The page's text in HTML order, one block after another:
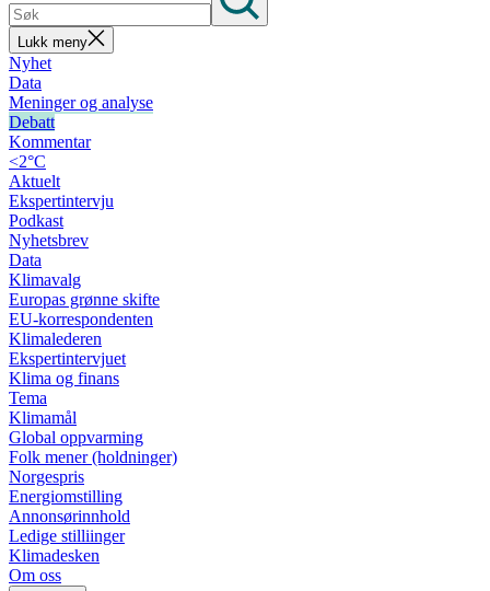
Lukk meny
Nyhet
Data
Meninger og analyse
Debatt
Kommentar
<2°C
Aktuelt
Ekspertintervju
Podkast
Nyhetsbrev
Data
Klimavalg
Europas grønne skifte
EU-korrespondenten
Klimalederen
Ekspertintervjuet
Klima og finans
Tema
Klimamål
Global oppvarming
Folk mener (holdninger)
Norgespris
Energiomstilling
Annonsørinnhold
Ledige stilliinger
Klimadesken
Om oss